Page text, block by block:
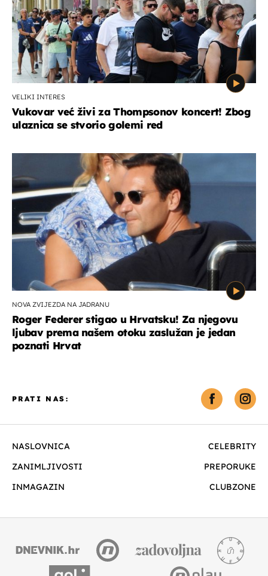
VELIKI INTERES
Vukovar već živi za Thompsonov koncert! Zbog
ulaznica se stvorio golemi red
NOVA ZVIJEZDA NA JADRANU
Roger Federer stigao u Hrvatsku! Za njegovu
ljubav prema našem otoku zaslužan je jedan
poznati Hrvat
NASLOVNICA
CELEBRITY
ZANIMLJIVOSTI
PREPORUKE
INMAGAZIN
CLUBZONE
PRATI NAS: